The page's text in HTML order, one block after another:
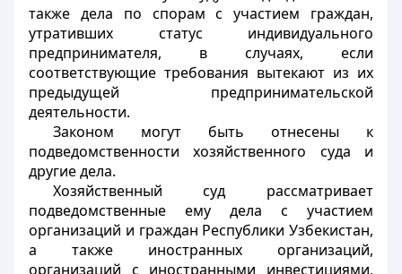
также дела по спорам с участием граждан,
утративших статус индивидуального
предпринимателя, в случаях, если
соответствующие требования вытекают из их
предыдущей предпринимательской
деятельности.
Законом могут быть отнесены к
подведомственности хозяйственного суда и
другие дела.
Хозяйственный суд рассматривает
подведомственные ему дела с участием
организаций и граждан Республики Узбекистан,
а также иностранных организаций,
организаций с иностранными инвестициями,